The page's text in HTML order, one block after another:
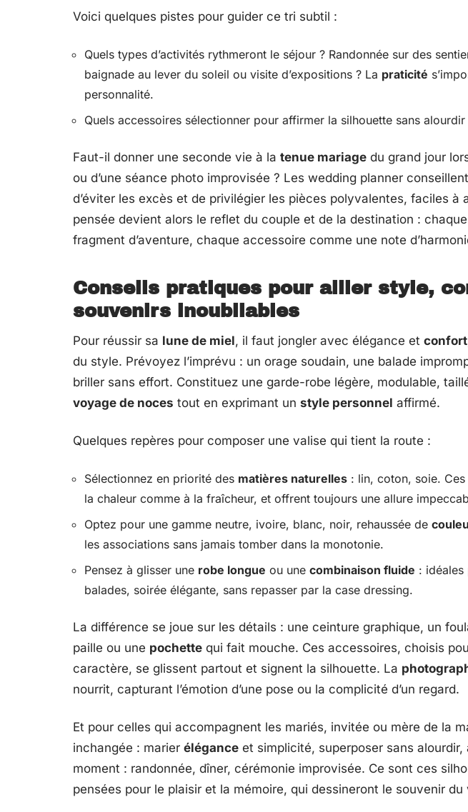
Voici quelques pistes pour guider ce tri subtil :
Quels types d’activités rythmeront le séjour ? Randonnée sur des
baignade au lever du soleil ou visite d’expositions ? La praticité
personnalité.
Quels accessoires sélectionner pour affirmer la silhouette sans alourdir
Faut-il donner une seconde vie à la tenue mariage du grand jour
ou d’une séance photo improvisée ? Les wedding planner
d’éviter les excès et de privilégier les pièces polyvalentes, faciles à
pensée devient alors le reflet du couple et de la destination :
fragment d’aventure, chaque accessoire comme une note
Conseils pratiques pour allier style,
souvenirs inoubliables
Pour réussir sa lune de miel, il faut jongler avec élégance et confort
du style. Prévoyez l’imprévu : un orage soudain, une balade
briller sans effort. Constituez une garde-robe légère, modulable,
voyage de noces tout en exprimant un style personnel affirmé.
Quelques repères pour composer une valise qui tient la route :
Sélectionnez en priorité des matières naturelles : lin, coton, soie. Ces
la chaleur comme à la fraîcheur, et offrent toujours une allure
Optez pour une gamme neutre, ivoire, blanc, noir, rehaussée de
les associations sans jamais tomber dans la monotonie.
Pensez à glisser une robe longue ou une combinaison fluide : idéales
balades, soirée élégante, sans repasser par la case dressing.
La différence se joue sur les détails : une ceinture graphique, un
paille ou une pochette qui fait mouche. Ces accessoires, choisis
caractère, se glissent partout et signent la silhouette. La
nourrit, capturant l’émotion d’une pose ou la complicité d’un regard.
Et pour celles qui accompagnent les mariés, invitée ou mère de la
inchangée : marier élégance et simplicité, superposer sans
moment : randonnée, dîner, cérémonie improvisée. Ce sont ces
pensées pour le plaisir et la mémoire, qui dessineront le souvenir du